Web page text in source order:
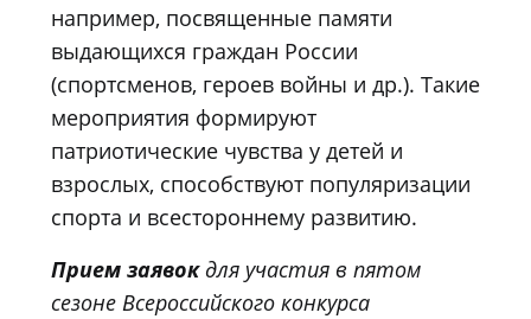
например, посвященные памяти
выдающихся граждан России
(спортсменов, героев войны и др.). Такие
мероприятия формируют
патриотические чувства у детей и
взрослых, способствуют популяризации
спорта и всестороннему развитию.
Прием заявокдля участия в пятом
сезоне Всероссийского конкурса